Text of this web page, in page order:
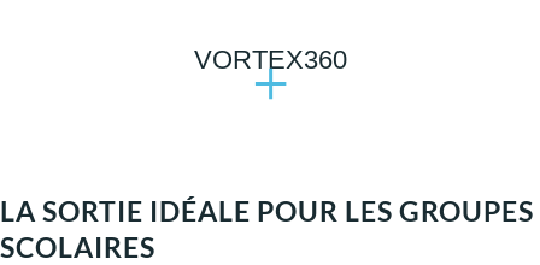
VORTEX360
+
LA SORTIE IDÉALE POUR LES GROUPES
SCOLAIRES